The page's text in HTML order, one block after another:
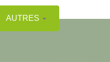
AUTRES